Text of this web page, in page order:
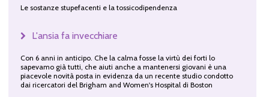
Le sostanze stupefacenti e la tossicodipendenza
L'ansia fa invecchiare
Con 6 anni in anticipo. Che la calma fosse la virtù dei forti lo
sapevamo già tutti, che aiuti anche a mantenersi giovani è una
piacevole novità posta in evidenza da un recente studio condotto
dai ricercatori del Brigham and Women's Hospital di Boston